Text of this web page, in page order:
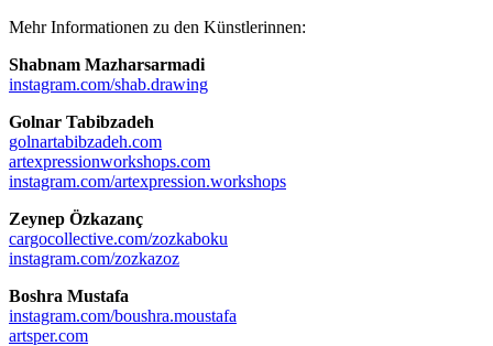
Mehr Informationen zu den Künstlerinnen:
Shabnam Mazharsarmadi
instagram.com/shab.drawing
Golnar Tabibzadeh
golnartabibzadeh.com
artexpressionworkshops.com
instagram.com/artexpression.workshops
Zeynep Özkazanç
cargocollective.com/zozkaboku
instagram.com/zozkazoz
Boshra Mustafa
instagram.com/boushra.moustafa
artsper.com